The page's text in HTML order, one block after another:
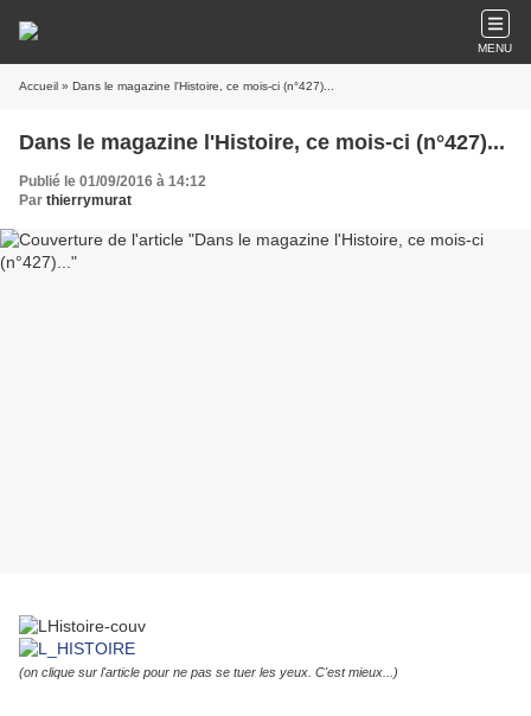
MENU
Accueil » Dans le magazine l'Histoire, ce mois-ci (n°427)...
Dans le magazine l'Histoire, ce mois-ci (n°427)...
Publié le 01/09/2016 à 14:12
Par thierrymurat
(on clique sur l'article pour ne pas se tuer les yeux. C'est mieux...)